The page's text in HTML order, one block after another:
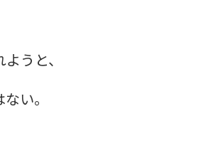
うと、
い。